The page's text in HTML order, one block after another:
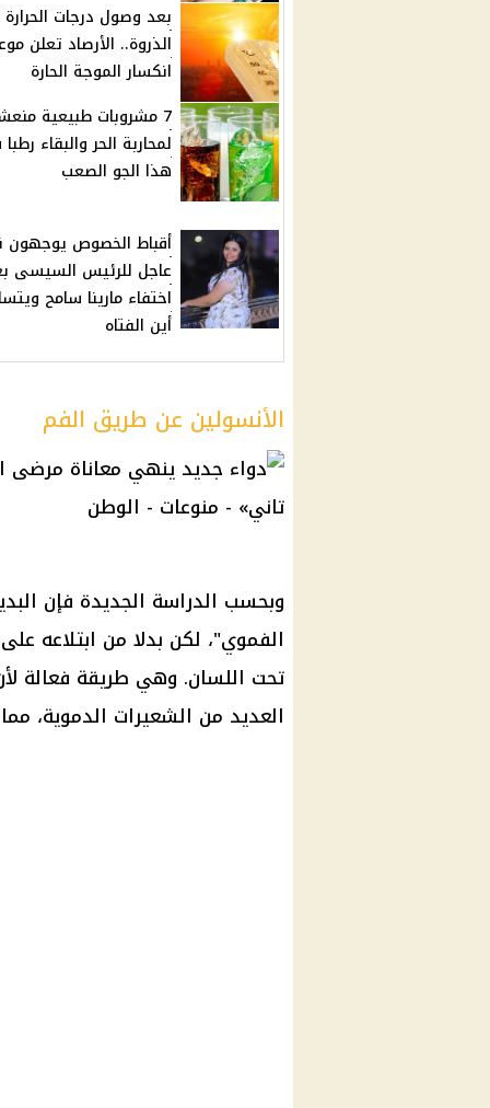
بعد وصول درجات الحرارة
الذروة.. الأرصاد تعلن
انكسار الموجة الحارة
7 مشروبات طبيعية
لمحاربة الحر والبقاء
هذا الجو الصعب
أقباط الخصوص يوجهون
عاجل للرئيس السيسى
اختفاء مارينا سامح
أين الفتاه
الأنسولين عن طريق الفم
وبحسب الدراسة الجديدة فإن
الفموي"، لكن بدلا من ابتلاعه
تحت اللسان. وهي طريقة فعالة
العديد من الشعيرات الدموية،